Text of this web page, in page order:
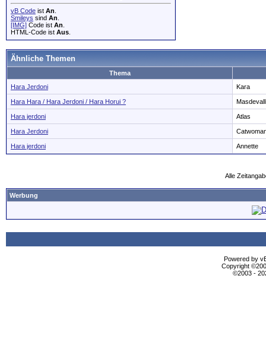
vB Code ist An
Smileys sind An
[IMG] Code ist An
HTML-Code ist Aus
Ähnliche Themen
Thema
Hara Jerdoni
Kara
Hara Hara / Hara Jerdoni / Hara Horui ?
Hara jerdoni Atlas
Hara Jerdoni
Hara jerdoni Annette
Alle
Werbung
Powered by
Copyright
©2003 -